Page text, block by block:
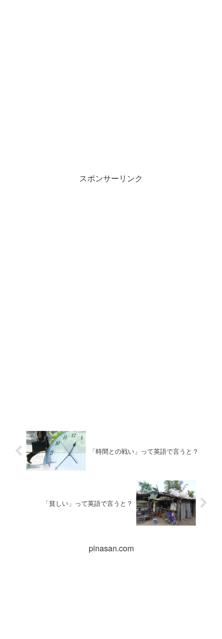
スポンサーリンク
「時間との戦い」って英語で言うと？
「貧しい」って英語で言うと？
pinasan.com